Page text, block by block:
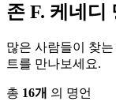
존 F. 케네디
많은 사람들이 찾
트를 만나보세요.
총 16개 의 명언